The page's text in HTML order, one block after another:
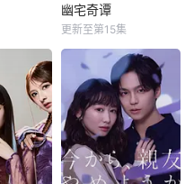
幽宅奇谭
更新至第15集